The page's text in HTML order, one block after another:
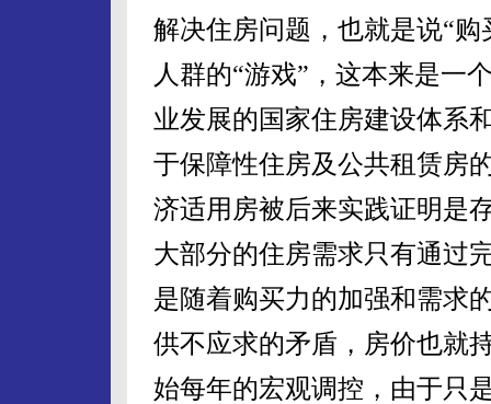
解决住房问题，也就是说“
人群的“游戏”，这本来是一
业发展的国家住房建设体系
于保障性住房及公共租赁房
济适用房被后来实践证明是
大部分的住房需求只有通过
是随着购买力的加强和需求
供不应求的矛盾，房价也就
始每年的宏观调控，由于只